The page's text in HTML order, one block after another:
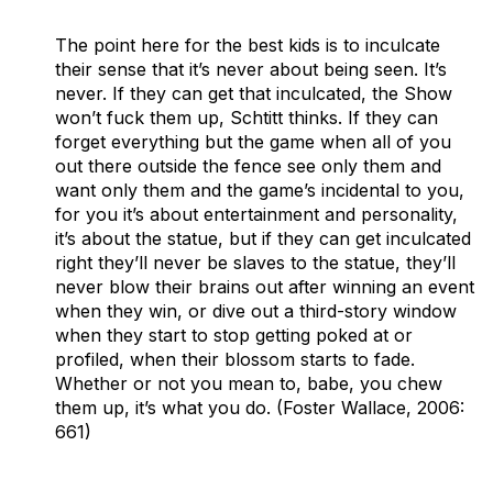
The point here for the best kids is to inculcate
their sense that it’s never about being seen. It’s
never. If they can get that inculcated, the Show
won’t fuck them up, Schtitt thinks. If they can
forget everything but the game when all of you
out there outside the fence see only them and
want only them and the game’s incidental to you,
for you it’s about entertainment and personality,
it’s about the statue, but if they can get inculcated
right they’ll never be slaves to the statue, they’ll
never blow their brains out after winning an event
when they win, or dive out a third-story window
when they start to stop getting poked at or
profiled, when their blossom starts to fade.
Whether or not you mean to, babe, you chew
them up, it’s what you do. (Foster Wallace, 2006:
661)